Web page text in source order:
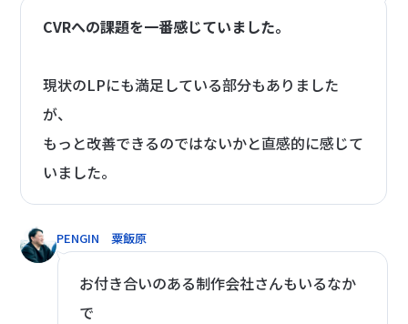
CVRへの課題を一番感じていました。
現状のLPにも満足している部分もありました
が、
もっと改善できるのではないかと直感的に感じて
いました。
PENGIN 粟飯原
お付き合いのある制作会社さんもいるなか
で